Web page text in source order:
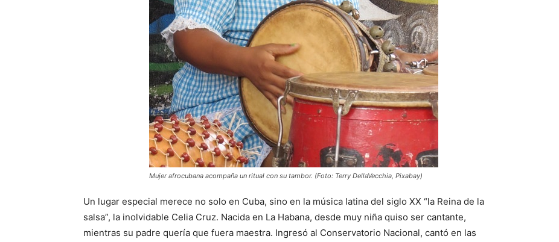
Mujer afrocubana acompaña un ritual con su tambor. (Foto: Terry DellaVecchia, Pixabay)
Un lugar especial merece no solo en Cuba, sino en la música latina del siglo XX “la Reina de la
salsa”, la inolvidable Celia Cruz. Nacida en La Habana, desde muy niña quiso ser cantante,
mientras su padre quería que fuera maestra. Ingresó al Conservatorio Nacional, cantó en las